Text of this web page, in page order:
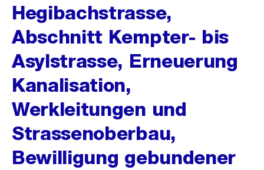
Hegibachstrasse,
Abschnitt Kempter- bis
Asylstrasse, Erneuerung
Kanalisation,
Werkleitungen und
Strassenoberbau,
Bewilligung gebundener